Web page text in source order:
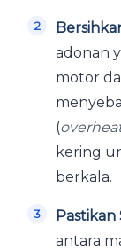
adonan
motor
(
kering
berkala.
antara